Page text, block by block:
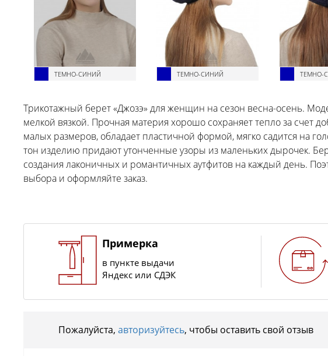
ТЕМНО-СИНИЙ ТЕМНО-СИНИЙ ТЕМНО-
Трикотажный берет «Джозэ» для женщин на сезон весна-осень.
мелкой вязкой. Прочная материя хорошо сохраняет тепло за счет
малых размеров, обладает пластичной формой, мягко садится на
тон изделию придают утонченные узоры из маленьких дырочек.
создания лаконичных и романтичных аутфитов на каждый день.
выбора и оформляйте заказ.
Примерка
в пункте выдачи
Яндекс или СДЭК
Пожалуйста, авторизуйтесь, чтобы оставить свой отзыв